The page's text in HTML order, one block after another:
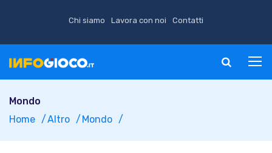
Chi siamo Lavora con noi Contatti
Mondo
Home
Altro Mondo